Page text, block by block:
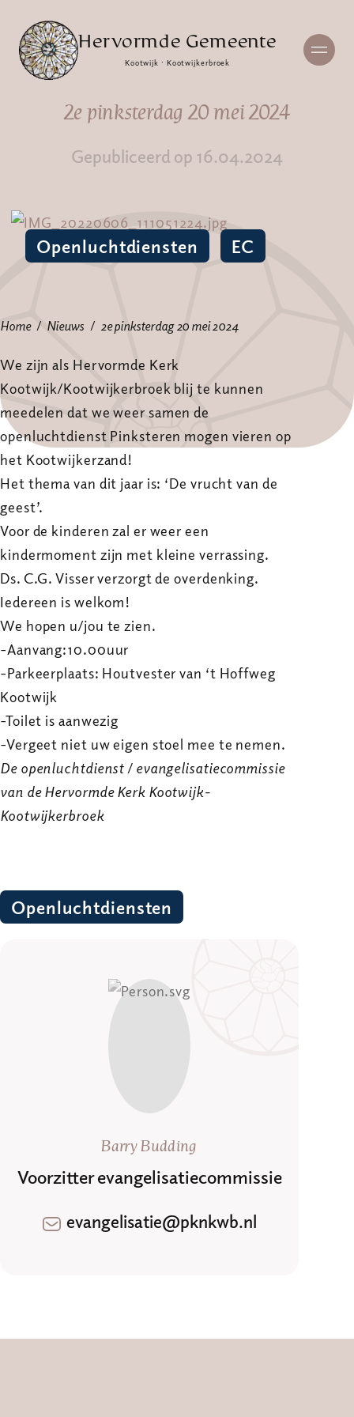
Hervormde Gemeente
Kootwijk · Kootwijkerbroek
2e pinksterdag 20 mei 2024
Gepubliceerd op 16.04.2024
Openluchtdiensten EC
Home Nieuws 2e pinksterdag 20 mei 2024
We zijn als Hervormde Kerk
Kootwijk/Kootwijkerbroek blij te kunnen
meedelen dat we weer samen de
openluchtdienst Pinksteren mogen vieren op
het Kootwijkerzand!
Het thema van dit jaar is: ‘De vrucht van de
geest’.
Voor de kinderen zal er weer een
kindermoment zijn met kleine verrassing.
Ds. C.G. Visser verzorgt de overdenking.
Iedereen is welkom!
We hopen u/jou te zien.
-Aanvang:10.00uur
-Parkeerplaats: Houtvester van ‘t Hoffweg
Kootwijk
-Toilet is aanwezig
-Vergeet niet uw eigen stoel mee te nemen.
De openluchtdienst / evangelisatiecommissie
van de Hervormde Kerk Kootwijk-
Kootwijkerbroek
Openluchtdiensten
Barry Budding
Voorzitter evangelisatiecommissie
evangelisatie@pknkwb.nl